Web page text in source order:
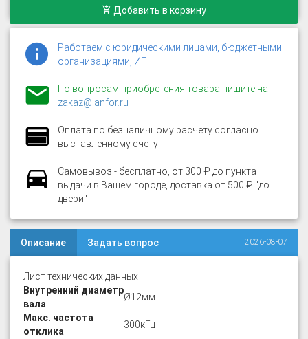
Добавить в корзину
Работаем с юридическими лицами, бюджетными
организациями, ИП
По вопросам приобретения товара пишите на
zakaz@lanfor.ru
Оплата по безналичному расчету согласно
выставленному счету
Самовывоз - бесплатно, от 300 ₽ до пункта
выдачи в Вашем городе, доставка от 500 ₽ "до
двери"
Описание Задать вопрос 2026-08-07
Лист технических данных
Внутренний диаметр
вала
Ø12мм
Макс. частота
отклика
300кГц